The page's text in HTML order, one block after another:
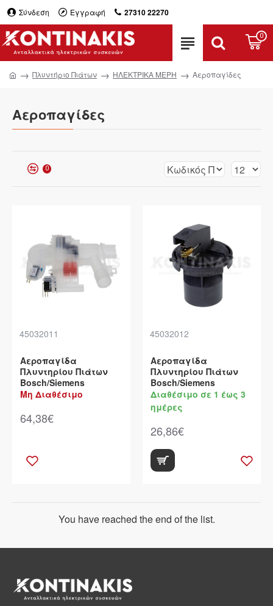
Σύνδεση Εγγραφή 27310 22270
0
Πλυντήριο Πιάτων ΗΛΕΚΤΡΙΚΑ ΜΕΡΗ Αεροπαγίδες
Αεροπαγίδες
0
45032011
Αεροπαγίδα
Πλυντηρίου Πιάτων
Bosch/Siemens
Μη Διαθέσιμο
64,38€
45032012
Αεροπαγίδα
Πλυντηρίου Πιάτων
Bosch/Siemens
Διαθέσιμο σε 1 έως 3
ημέρες
26,86€
You have reached the end of the list.